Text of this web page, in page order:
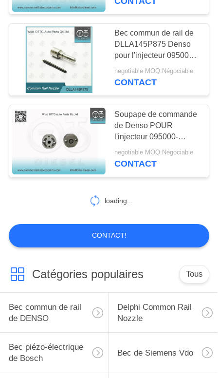
Bec commun de rail de
DLLA145P875 Denso
pour l'injecteur 095000-
576#/811#/862#
1465A054/1465A307
negotiable MOQ:Négociable
CONTACT
Soupape de commande
de Denso POUR
l'injecteur 095000-
588X/776X 23670-
30300/30140/23670-
negotiable MOQ:Négociable
CONTACT
loading...
CONTACT!
Catégories populaires Tous
Bec commun de rail
de DENSO
Delphi Common Rail
Nozzle
Bec piézo-électrique
de Bosch
Bec de Siemens Vdo